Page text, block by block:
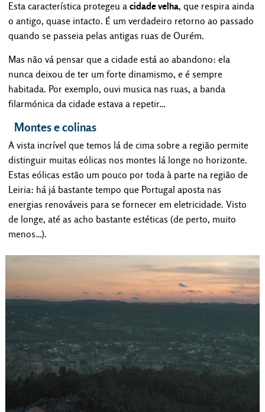
Esta característica protegeu a cidade velha, que respira ainda
o antigo, quase intacto. É um verdadeiro retorno ao passado
quando se passeia pelas antigas ruas de Ourém.
Mas não vá pensar que a cidade está ao abandono: ela
nunca deixou de ter um forte dinamismo, e é sempre
habitada. Por exemplo, ouvi musica nas ruas, a banda
filarmónica da cidade estava a repetir…
Montes e colinas
A vista incrível que temos lá de cima sobre a região permite
distinguir muitas eólicas nos montes lá longe no horizonte.
Estas eólicas estão um pouco por toda à parte na região de
Leiria: há já bastante tempo que Portugal aposta nas
energias renováveis para se fornecer em eletricidade. Visto
de longe, até as acho bastante estéticas (de perto, muito
menos…).